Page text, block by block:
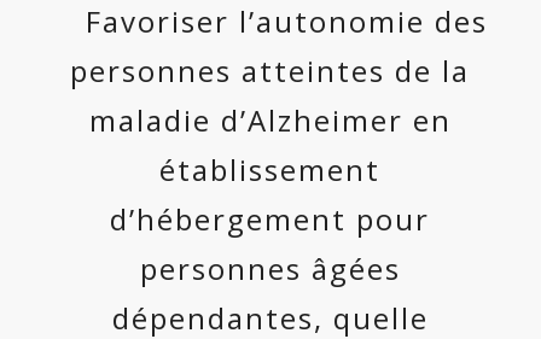
Favoriser l’autonomie des
personnes atteintes de la
maladie d’Alzheimer en
établissement
d’hébergement pour
personnes âgées
dépendantes, quelle